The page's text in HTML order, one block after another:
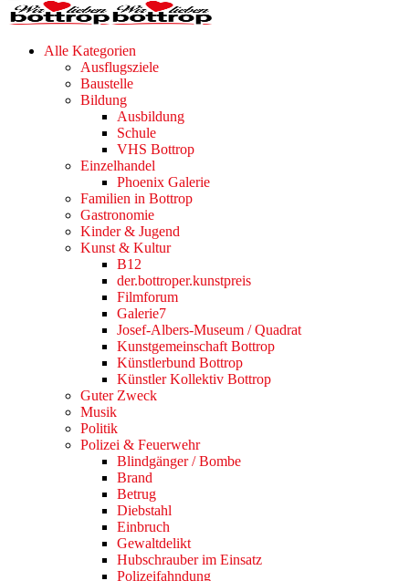
Alle Kategorien
Ausflugsziele
Baustelle
Bildung
Ausbildung
Schule
VHS Bottrop
Einzelhandel
Phoenix Galerie
Familien in Bottrop
Gastronomie
Kinder & Jugend
Kunst & Kultur
B12
der.bottroper.kunstpreis
Filmforum
Galerie7
Josef-Albers-Museum / Quadrat
Kunstgemeinschaft Bottrop
Künstlerbund Bottrop
Künstler Kollektiv Bottrop
Guter Zweck
Musik
Politik
Polizei & Feuerwehr
Blindgänger / Bombe
Brand
Betrug
Diebstahl
Einbruch
Gewaltdelikt
Hubschrauber im Einsatz
Polizeifahndung